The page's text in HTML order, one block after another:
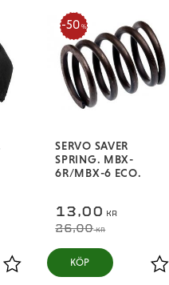
Lägg till i favoriter
SERVO SAVER
SPRING. MBX-
6R/MBX-6 ECO.
13,00 KR
26,00KR
50 %
KÖP